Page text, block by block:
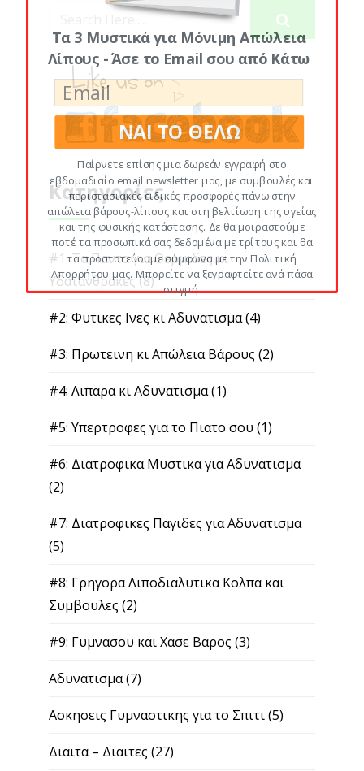
Κατηγορίες
#1: Τα Παντα για Θερμιδες κι
Υδατανθρακες(8)
#2: Φυτικες Ινες κι Αδυνατισμα(4)
#3: Πρωτεινη κι Απώλεια Βάρους (2)
#4: Λιπαρα κι Αδυνατισμα(1)
#5: Υπερτροφες για το Πιατο σου (1)
#6: Διατροφικα Μυστικα για Αδυνατισμα
(2)
#7: Διατροφικες Παγιδες για Αδυνατισμα
(5)
#8: Γρηγορα Λιποδιαλυτικα Κολπα και
Συμβουλες (2)
#9: Γυμνασου και Χασε Βαρος (3)
Αδυνατισμα(7)
Ασκησεις Γυμναστικης για το Σπιτι(5)
Διαιτα – Διαιτες (27)
Τα 3 Μυστικά για Μόνιμη Απώλεια
Λίπους - Άσε το Email σου από Κάτω
ΝΑΙ ΤΟ ΘΕΛΩ
Παίρνετε επίσης μια δωρεάν εγγραφή στο
εβδομαδιαίο email newsletter μας, με συμβουλές και
περιστασιακές ειδικές προσφορές πάνω στην
απώλεια βάρους-λίπους και στη βελτίωση της υγείας
και της φυσικής κατάστασης. Δε θα μοιραστούμε
ποτέ τα προσωπικά σας δεδομένα με τρίτους και θα
τα προστατεύουμε σύμφωνα με την Πολιτική
Απορρήτου μας. Μπορείτε να ξεγραφτείτε ανά πάσα
στιγμή.